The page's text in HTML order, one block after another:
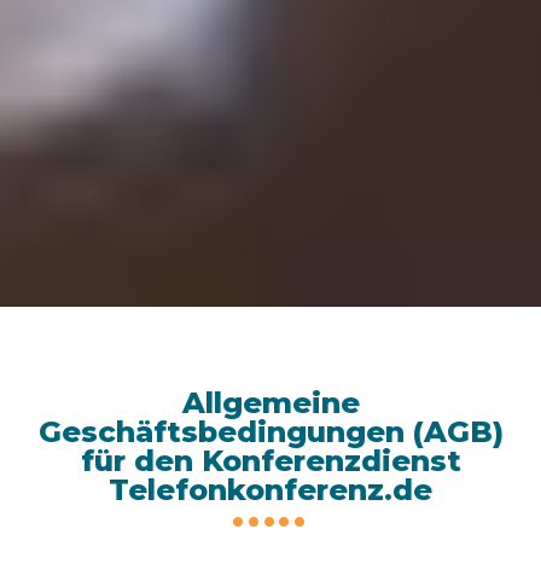
Allgemeine
Geschäftsbedingungen (AGB)
für den Konferenzdienst
Telefonkonferenz.de